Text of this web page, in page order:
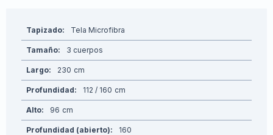
Tapizado Tela Microfibra
Tamaño 3 cuerpos
Largo 230
Profundidad 112 / 160
Alto 96
Profundidad (abierto) 160